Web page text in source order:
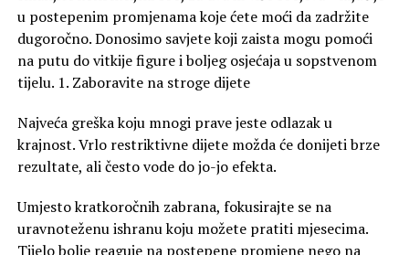
u postepenim promjenama koje ćete moći da zadržite
dugoročno. Donosimo savjete koji zaista mogu pomoći
na putu do vitkije figure i boljeg osjećaja u sopstvenom
tijelu. 1. Zaboravite na stroge dijete
Najveća greška koju mnogi prave jeste odlazak u
krajnost. Vrlo restriktivne dijete možda će donijeti brze
rezultate, ali često vode do jo-jo efekta.
Umjesto kratkoročnih zabrana, fokusirajte se na
uravnoteženu ishranu koju možete pratiti mjesecima.
Tijelo bolje reaguje na postepene promjene nego na